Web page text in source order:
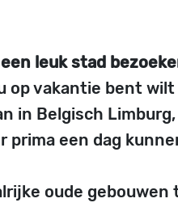
leuk stad
op vakantie bent wilt
in Belgisch
prima een dag
oude